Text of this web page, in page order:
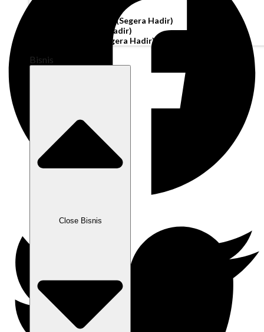
(Segera Hadir)
(Segera Hadir)
(Segera Hadir)
Bisnis
Close Bisnis